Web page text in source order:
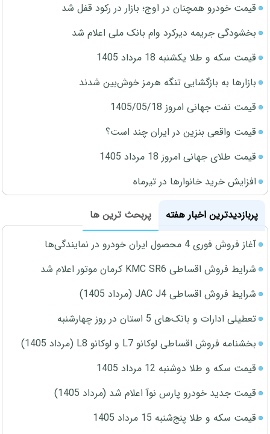
قیمت خودرو همچنان در اوج؛ بازار در رکود قفل شد
بخشودگی جریمه دیرکرد وام بانک ملی اعلام شد
قیمت سکه و طلا یکشنبه 18 مرداد 1405
بازارها به بازگشایی تنگه هرمز خوش‌بین شدند
قیمت نفت جهانی امروز 1405/05/18
قیمت واقعی بنزین در ایران چند است؟
قیمت طلای جهانی امروز 18 مرداد 1405
افزایش خرید خانوارها در تیرماه
پربازدیدترین اخبار هفته
پربحث ترین ها
آغاز فروش فوری 4 محصول ایران خودرو در نمایندگی‌ها
شرایط فروش اقساطی KMC SR6 کرمان موتور اعلام شد
شرایط فروش اقساطی JAC J4 (مرداد 1405)
تعطیلی ادارات و بانک‌های 5 استان در روز چهارشنبه
بخشنامه فروش اقساطی لوکانو L7 و لوکانو L8 (مرداد 1405)
قیمت سکه و طلا دوشنبه 12 مرداد 1405
قیمت جدید خودرو پارس نوآ اعلام شد (مرداد 1405)
قیمت سکه و طلا پنج‌شنبه 15 مرداد 1405